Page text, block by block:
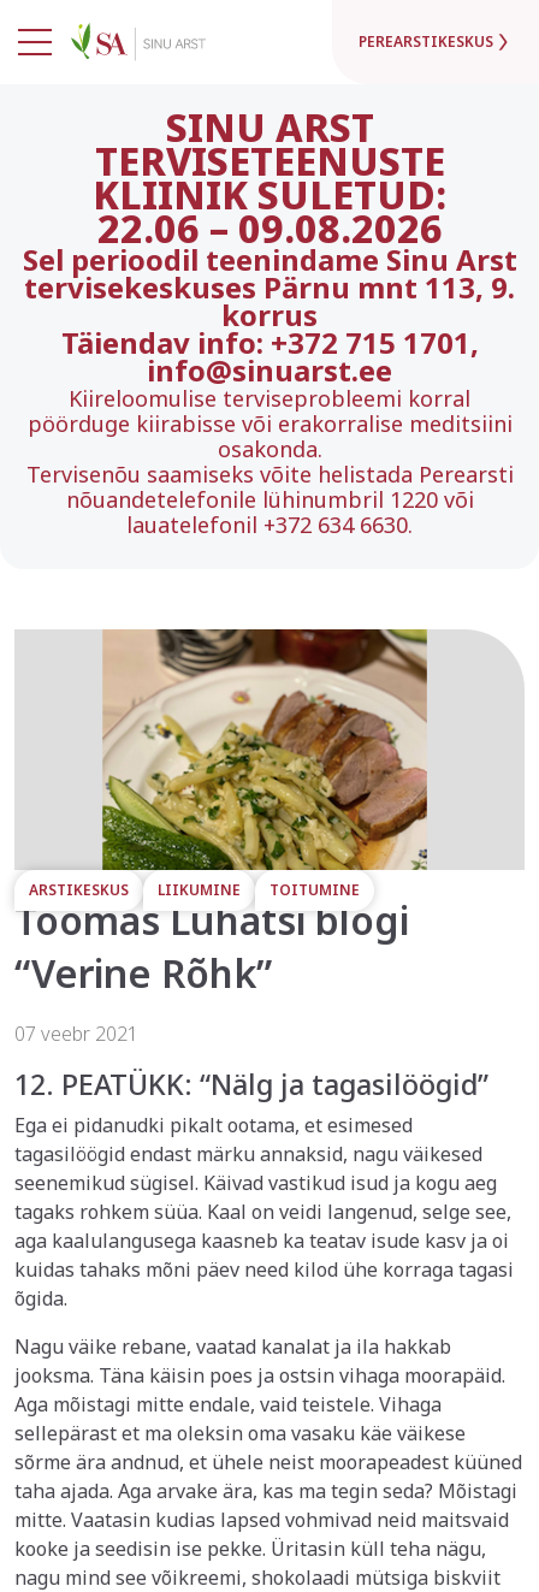
PEREARSTIKESKUS
SINU ARST
TERVISETEENUSTE
KLIINIK SULETUD:
22.06 – 09.08.2026
Sel perioodil teenindame Sinu Arst
tervisekeskuses Pärnu mnt 113, 9.
korrus
Täiendav info: +372 715 1701,
info@sinuarst.ee
Kiireloomulise terviseprobleemi korral
pöörduge kiirabisse või erakorralise meditsiini
osakonda.
Tervisenõu saamiseks võite helistada Perearsti
nõuandetelefonile lühinumbril 1220 või
lauatelefonil +372 634 6630.
ARSTIKESKUS LIIKUMINE TOITUMINE
Toomas Luhatsi blogi
“Verine Rõhk”
07 veebr 2021
12. PEATÜKK: “Nälg ja tagasilöögid”
Ega ei pidanudki pikalt ootama, et esimesed
tagasilöögid endast märku annaksid, nagu väikesed
seenemikud sügisel. Käivad vastikud isud ja kogu aeg
tagaks rohkem süüa. Kaal on veidi langenud, selge see,
aga kaalulangusega kaasneb ka teatav isude kasv ja oi
kuidas tahaks mõni päev need kilod ühe korraga tagasi
õgida.
Nagu väike rebane, vaatad kanalat ja ila hakkab
jooksma. Täna käisin poes ja ostsin vihaga moorapäid.
Aga mõistagi mitte endale, vaid teistele. Vihaga
sellepärast et ma oleksin oma vasaku käe väikese
sõrme ära andnud, et ühele neist moorapeadest küüned
taha ajada. Aga arvake ära, kas ma tegin seda? Mõistagi
mitte. Vaatasin kudias lapsed vohmivad neid maitsvaid
kooke ja seedisin ise pekke. Üritasin küll teha nägu,
nagu mind see võikreemi, shokolaadi mütsiga biskviit